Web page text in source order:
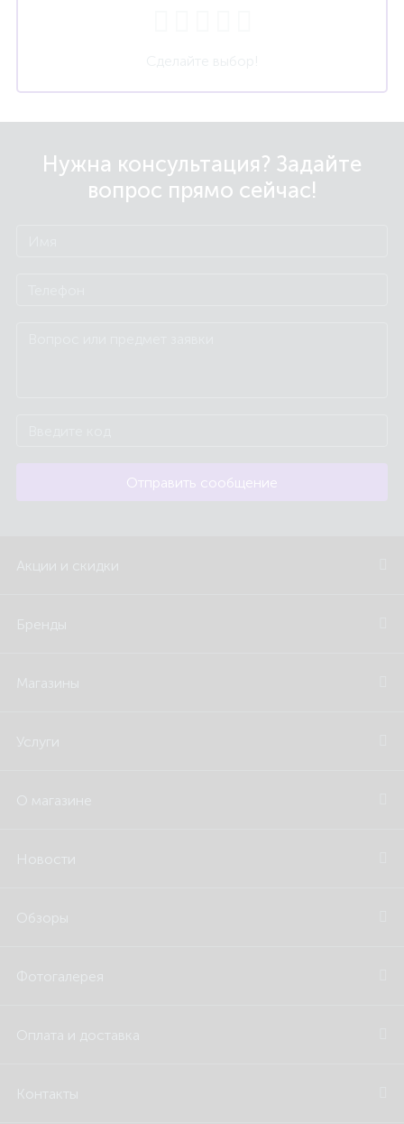
Нужна консультация? Задайте
вопрос прямо сейчас!
Отправить сообщение
Акции и скидки
Бренды
Магазины
Услуги
О магазине
Новости
Обзоры
Фотогалерея
Оплата и доставка
Контакты